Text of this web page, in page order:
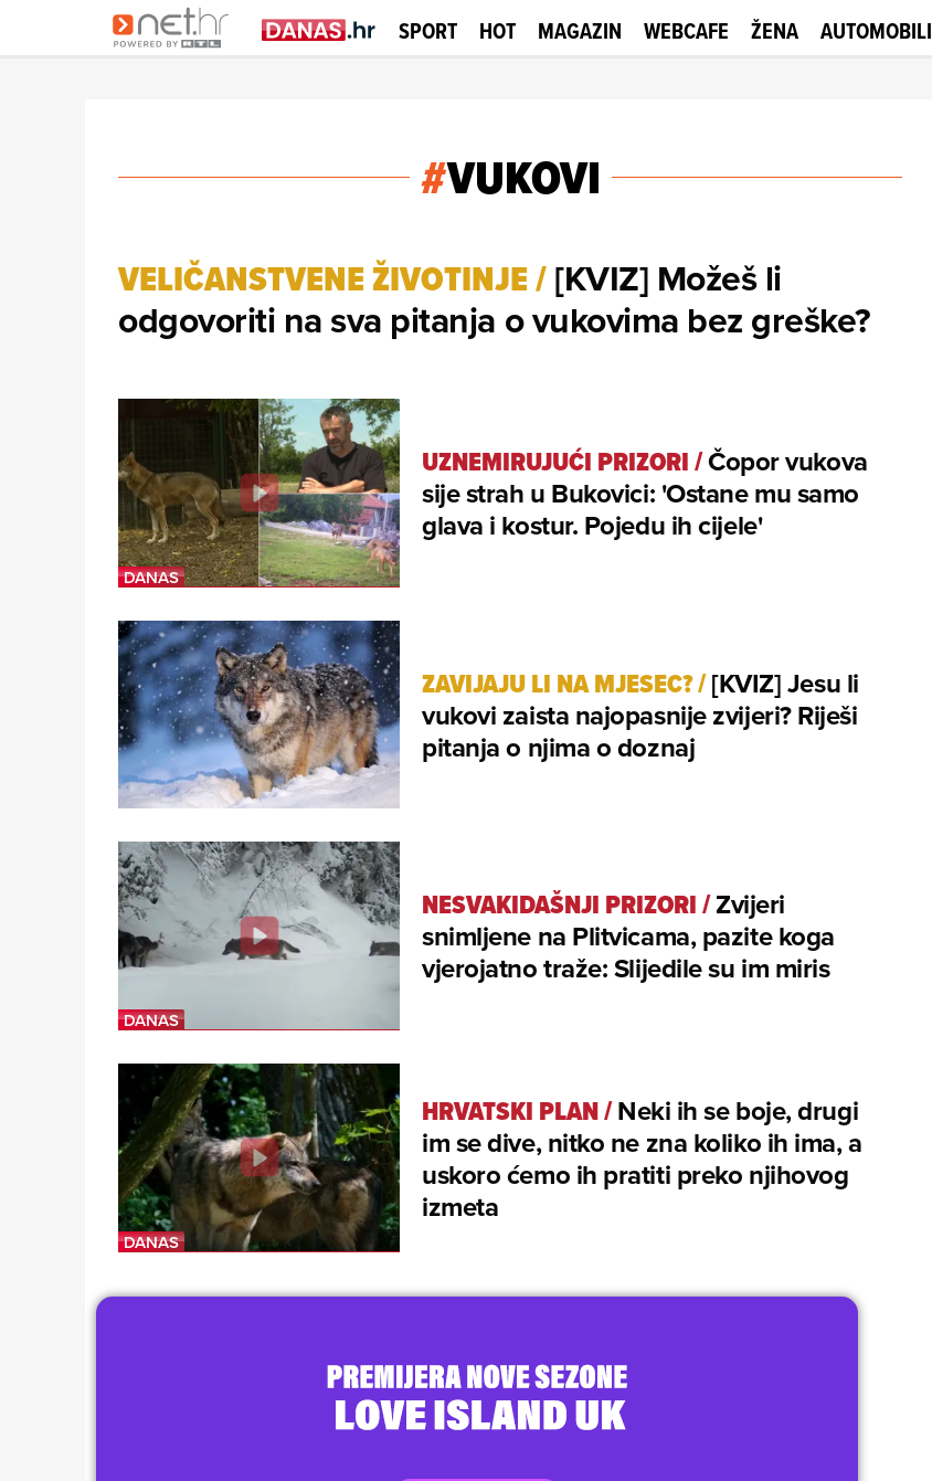
SPORT HOT MAGAZIN WEBCAFE ŽENA AUTOMOBILI
#VUKOVI
VELIČANSTVENE ŽIVOTINJE/[KVIZ] Možeš li
odgovoriti na sva pitanja o vukovima bez greške?
UZNEMIRUJUĆI PRIZORI/Čopor vukova
sije strah u Bukovici: 'Ostane mu samo
glava i kostur. Pojedu ih cijele'
ZAVIJAJU LI NA MJESEC?/[KVIZ] Jesu li
vukovi zaista najopasnije zvijeri? Riješi
pitanja o njima o doznaj
NESVAKIDAŠNJI PRIZORI/Zvijeri
snimljene na Plitvicama, pazite koga
vjerojatno traže: Slijedile su im miris
HRVATSKI PLAN/Neki ih se boje, drugi
im se dive, nitko ne zna koliko ih ima, a
uskoro ćemo ih pratiti preko njihovog
izmeta